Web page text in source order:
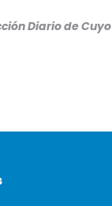
Diario de Cuyo